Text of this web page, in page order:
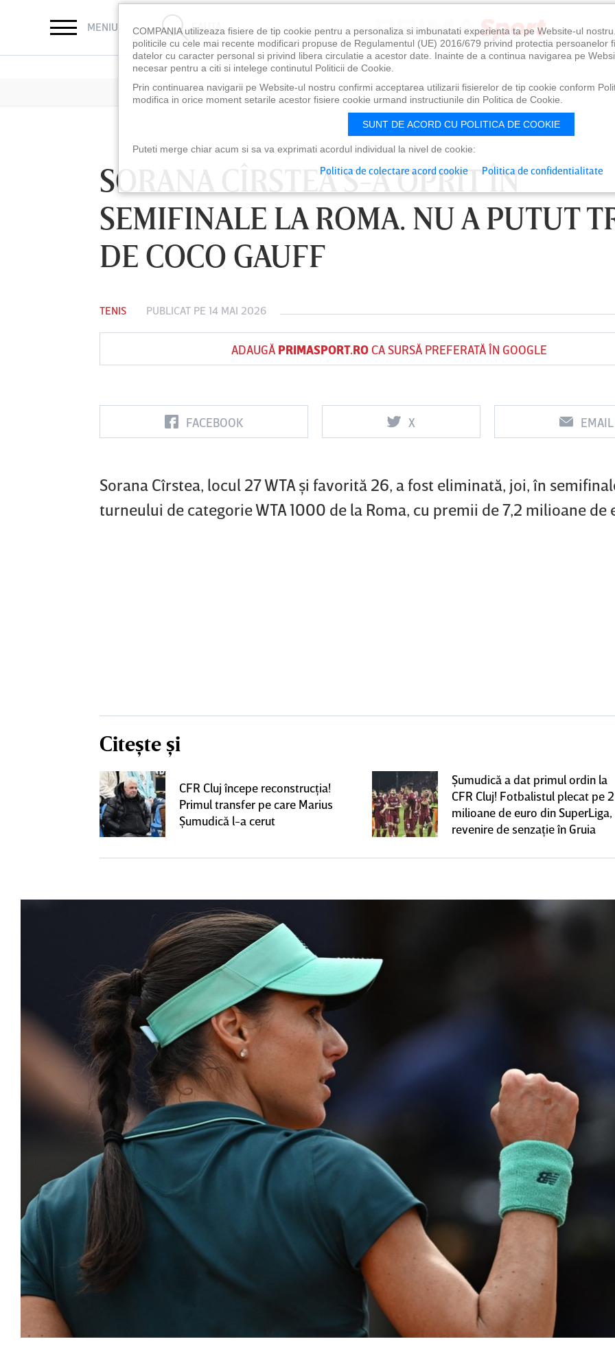
MENIU CAUTĂ
SORANA CÎRSTEA S-A OPRIT ÎN
SEMIFINALE LA ROMA. NU A PUTUT
DE COCO GAUFF
TENIS PUBLICAT PE 14 MAI 2026
ADAUGĂ PRIMASPORT.ROCA SURSĂ PREFERATĂ ÎN GOOGLE
FACEBOOK X EMAIL
Sorana Cîrstea, locul 27 WTA şi favorită 26, a fost eliminată, joi, în
turneului de categorie WTA 1000 de la Roma, cu premii de 7,2 milioane de
Citește și
CFR Cluj începe reconstrucţia!
Primul transfer pe care Marius
Şumudică l-a cerut
Şumudică a dat primul ordin la
CFR Cluj! Fotbalistul plecat pe 2
milioane de euro din SuperLiga,
revenire de senzaţie în Gruia
FC Botoşani
Vs
Corvinul
Hunedoara
Sepsi OSK Sf
Vs
FCSB UTA Arad
0
Vs
Rapid
0
COMPANIA utilizeaza fisiere de tip cookie pentru a personaliza si imbunatati experienta ta pe Website-ul
politicile cu cele mai recente modificari propuse de Regulamentul (UE) 2016/679 privind protectia persoanelor
datelor cu caracter personal si privind libera circulatie a acestor date. Inainte de a continua navigarea pe
necesar pentru a citi si intelege continutul Politicii de Cookie.
Prin continuarea navigarii pe Website-ul nostru confirmi acceptarea utilizarii fisierelor de tip cookie conform
modifica in orice moment setarile acestor fisiere cookie urmand instructiunile din Politica de Cookie.
SUNT DE ACORD CU POLITICA DE COOKIE
Puteti merge chiar acum si sa va exprimati acordul individual la nivel de cookie:
Politica de colectare acord cookie Politica de confidentialitate